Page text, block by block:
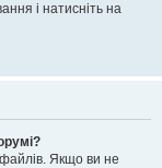
і натисніть на
Якщо ви не